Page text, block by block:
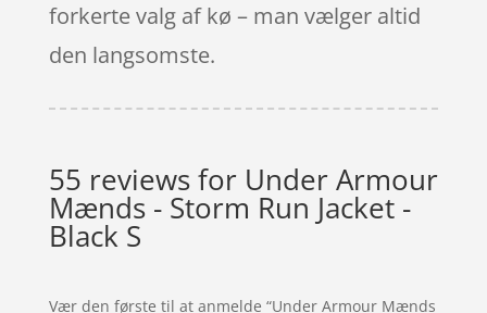
forkerte valg af kø – man vælger altid
den langsomste.
55 reviews for Under Armour
Mænds - Storm Run Jacket -
Black S
Vær den første til at anmelde “Under Armour Mænds